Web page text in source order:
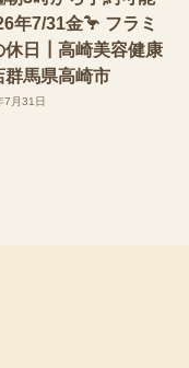
年7/31金🦩 フラミ
休日┃高崎美容健康
群馬県高崎市
7月31日